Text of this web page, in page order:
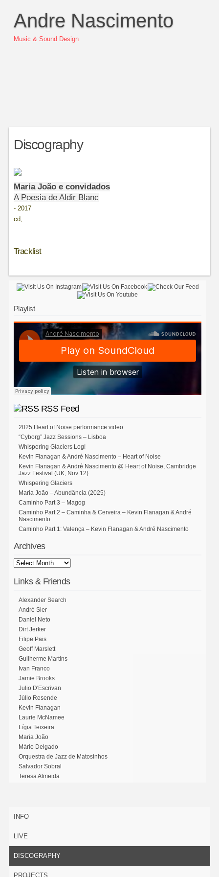
Andre Nascimento
Music & Sound Design
Discography
Maria João e convidados
A Poesia de Aldir Blanc
- 2017
cd,
Tracklist
Playlist
RSS Feed
2025 Heart of Noise performance video
“Cyborg” Jazz Sessions – Lisboa
Whispering Glaciers Log!
Kevin Flanagan & André Nascimento – Heart of Noise
Kevin Flanagan & André Nascimento @ Heart of Noise, Cambridge
Jazz Festival (UK, Nov 12)
Whispering Glaciers
Maria João – Abundância (2025)
Caminho Part 3 – Magog
Caminho Part 2 – Caminha & Cerveira – Kevin Flanagan & André
Nascimento
Caminho Part 1: Valença – Kevin Flanagan & André Nascimento
Archives
Links & Friends
Alexander Search
André Sier
Daniel Neto
Dirt Jerker
Filipe Pais
Geoff Marslett
Guilherme Martins
Ivan Franco
Jamie Brooks
Julio D'Escrivan
Júlio Resende
Kevin Flanagan
Laurie McNamee
Lígia Teixeira
Maria João
Mário Delgado
Orquestra de Jazz de Matosinhos
Salvador Sobral
Teresa Almeida
INFO
LIVE
DISCOGRAPHY
PROJECTS